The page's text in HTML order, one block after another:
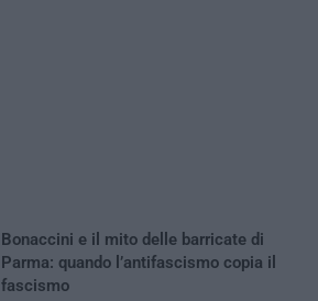
Bonaccini e il mito delle barricate di
Parma: quando l’antifascismo copia il
fascismo